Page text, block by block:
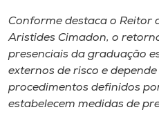
Conforme destaca o Reitor
Aristides Cimadon, o
presenciais da graduação
externos de risco e
procedimentos definidos
estabelecem medidas de